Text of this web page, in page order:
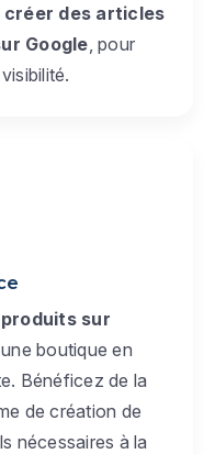
créer des articles
Google , pour
sur
boutique en
Bénéficez de la
de création de
nécessaires à la